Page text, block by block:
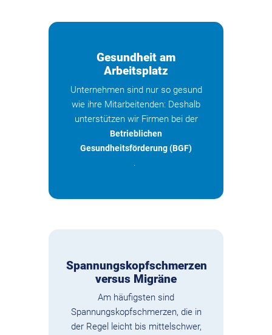
Gesundheit am
Arbeitsplatz
Unternehmen sind nur so gesund
wie ihre Mitarbeitenden: Deshalb
unterstützen wir Firmen bei der
Betrieblichen
Gesundheitsförderung (BGF)
.
Spannungskopfschmerzen
versus Migräne
Am häufigsten sind
Spannungskopfschmerzen, die in
der Regel leicht bis mittelschwer,